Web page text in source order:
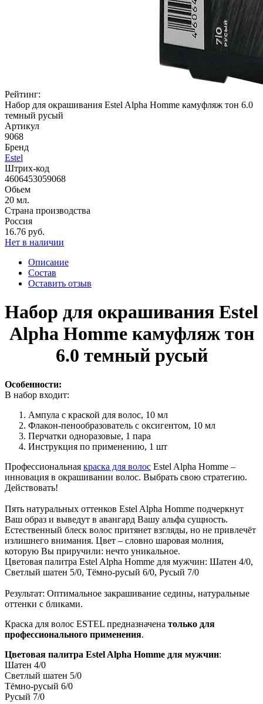
Рейтинг:
Набор для окрашивания Estel Alpha Homme камуфляж тон 6.0
темный русый
Артикул
9068
Бренд
Estel
Штрих-код
4606453059068
Обьем
20 мл.
Страна производства
Россия
16.76 руб.
Нет в наличии
Описание
Состав
Оставить отзыв
Набор для окрашивания Estel
Alpha Homme камуфляж тон
6.0 темный русый
Особенности:
В набор входит:
Ампула с краской для волос, 10 мл
Флакон-пенообразователь с оксигентом, 10 мл
Перчатки одноразовые, 1 пара
Инструкция по применению, 1 шт
Профессиональная краска для волос Estel Alpha Homme –
инновация в окрашивании волос. Выбрать свою стратегию.
Действовать!
Пять натуральных оттенков Estel Alpha Homme подчеркнут
Ваш образ и выведут в авангард Вашу альфа сущность.
Естественный блеск волос притянет взгляды, но не привлечёт
излишнего внимания. Цвет – словно шаровая молния,
которую Вы приручили: нечто уникальное.
Цветовая палитра Estel Alpha Homme для мужчин: Шатен 4/0,
Светлый шатен 5/0, Тёмно-русый 6/0, Русый 7/0
Результат: Оптимальное закрашивание седины, натуральные
оттенки с бликами.
Краска для волос ESTEL предназначена только для
профессионального применения.
Цветовая палитра Estel Alpha Homme для мужчин:
Шатен 4/0
Светлый шатен 5/0
Тёмно-русый 6/0
Русый 7/0